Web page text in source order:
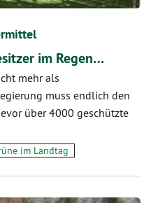
im Regen…
mehr als
muss endlich den
über 4000 geschützte
im Landtag